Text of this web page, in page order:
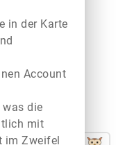
in der Karte
Account
die
mit
im Zweifel